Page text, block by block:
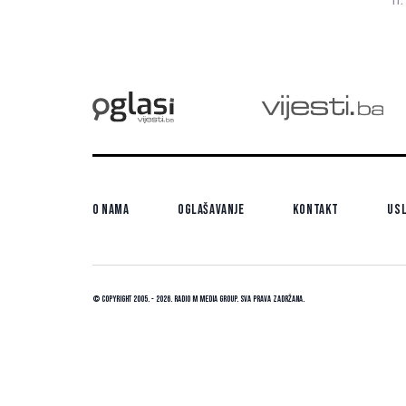
O nama Oglašavanje Kontakt
© Copyright 2005. - 2026. Radio M Media Group.Sva prava zadržana.